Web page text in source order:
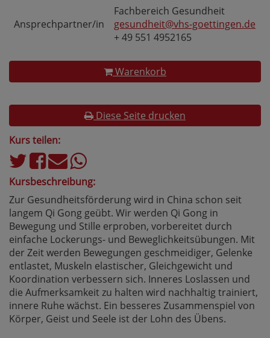
Ansprechpartner/in
Fachbereich Gesundheit
gesundheit@vhs-goettingen.de
+ 49 551 4952165
Warenkorb
Diese Seite drucken
Kurs teilen:
Kursbeschreibung:
Zur Gesundheitsförderung wird in China schon seit
langem Qi Gong geübt. Wir werden Qi Gong in
Bewegung und Stille erproben, vorbereitet durch
einfache Lockerungs- und Beweglichkeitsübungen. Mit
der Zeit werden Bewegungen geschmeidiger, Gelenke
entlastet, Muskeln elastischer, Gleichgewicht und
Koordination verbessern sich. Inneres Loslassen und
die Aufmerksamkeit zu halten wird nachhaltig trainiert,
innere Ruhe wächst. Ein besseres Zusammenspiel von
Körper, Geist und Seele ist der Lohn des Übens.